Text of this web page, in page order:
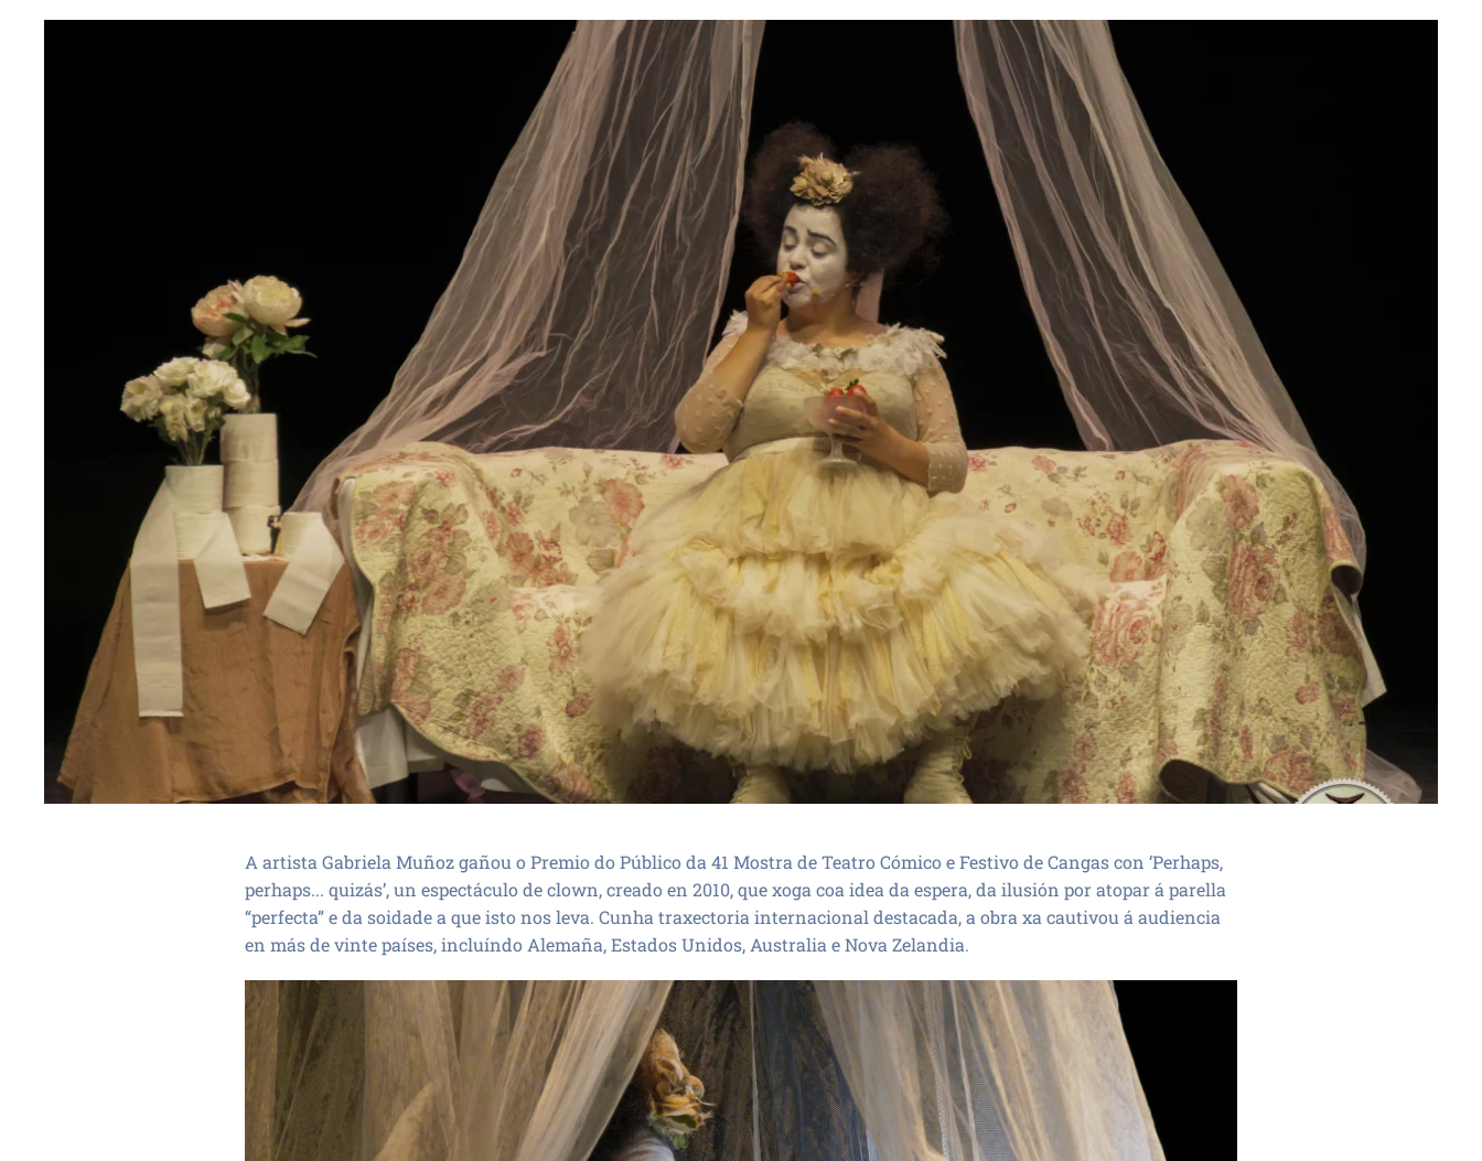
A artista Gabriela Muñoz gañou o Premio do Público da 41 Mostra de Teatro Cómico e Festivo de Cangas con ‘Perhaps,
perhaps... quizás’, un espectáculo de clown, creado en 2010, que xoga coa idea da espera, da ilusión por atopar á parella
“perfecta” e da soidade a que isto nos leva. Cunha traxectoria internacional destacada, a obra xa cautivou á audiencia
en más de vinte países, incluíndo Alemaña, Estados Unidos, Australia e Nova Zelandia.